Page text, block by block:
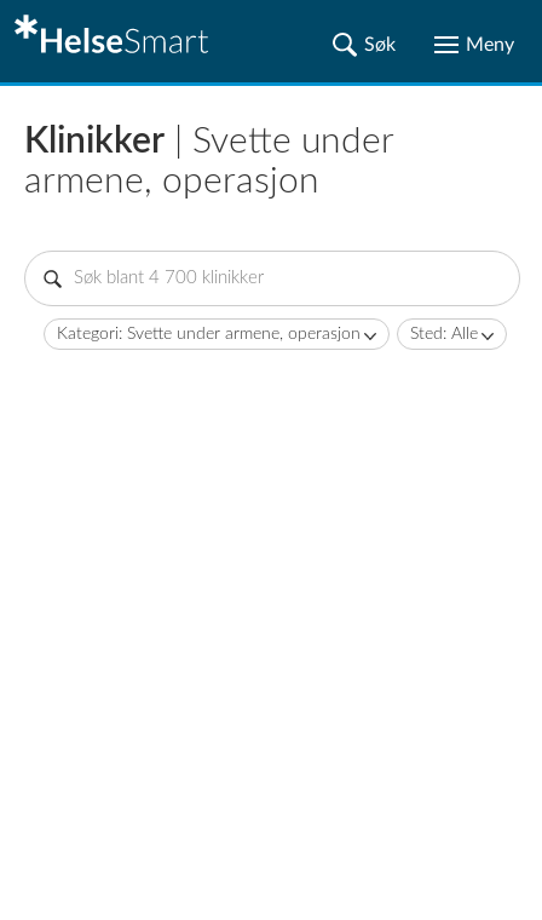
Klinikker | Svette under
armene, operasjon
Kategori: Svette under armene, operasjon Sted: Alle